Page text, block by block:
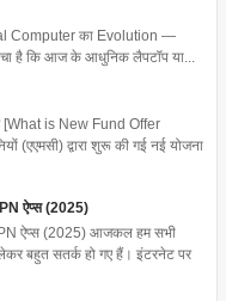
Computer का Evolution —
है कि आज के आधुनिक लैपटॉप या...
[What is New Fund Offer
द्वारा शुरू की गई नई योजना
ऐप्स (2025)
ऐप्स (2025) आजकल हम सभी
बहुत सतर्क हो गए हैं। इंटरनेट पर